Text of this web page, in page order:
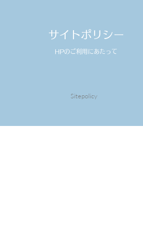
サイトポリシー
HPのご利用にあたって
Sitepolicy